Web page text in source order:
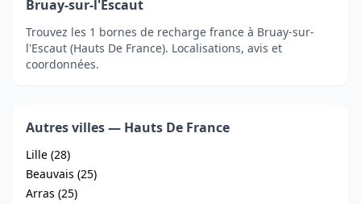
Bruay-sur-l'Escaut
Trouvez les 1 bornes de recharge france à Bruay-sur-
l'Escaut (Hauts De France). Localisations, avis et
coordonnées.
Autres villes — Hauts De France
Lille (28)
Beauvais (25)
Arras (25)